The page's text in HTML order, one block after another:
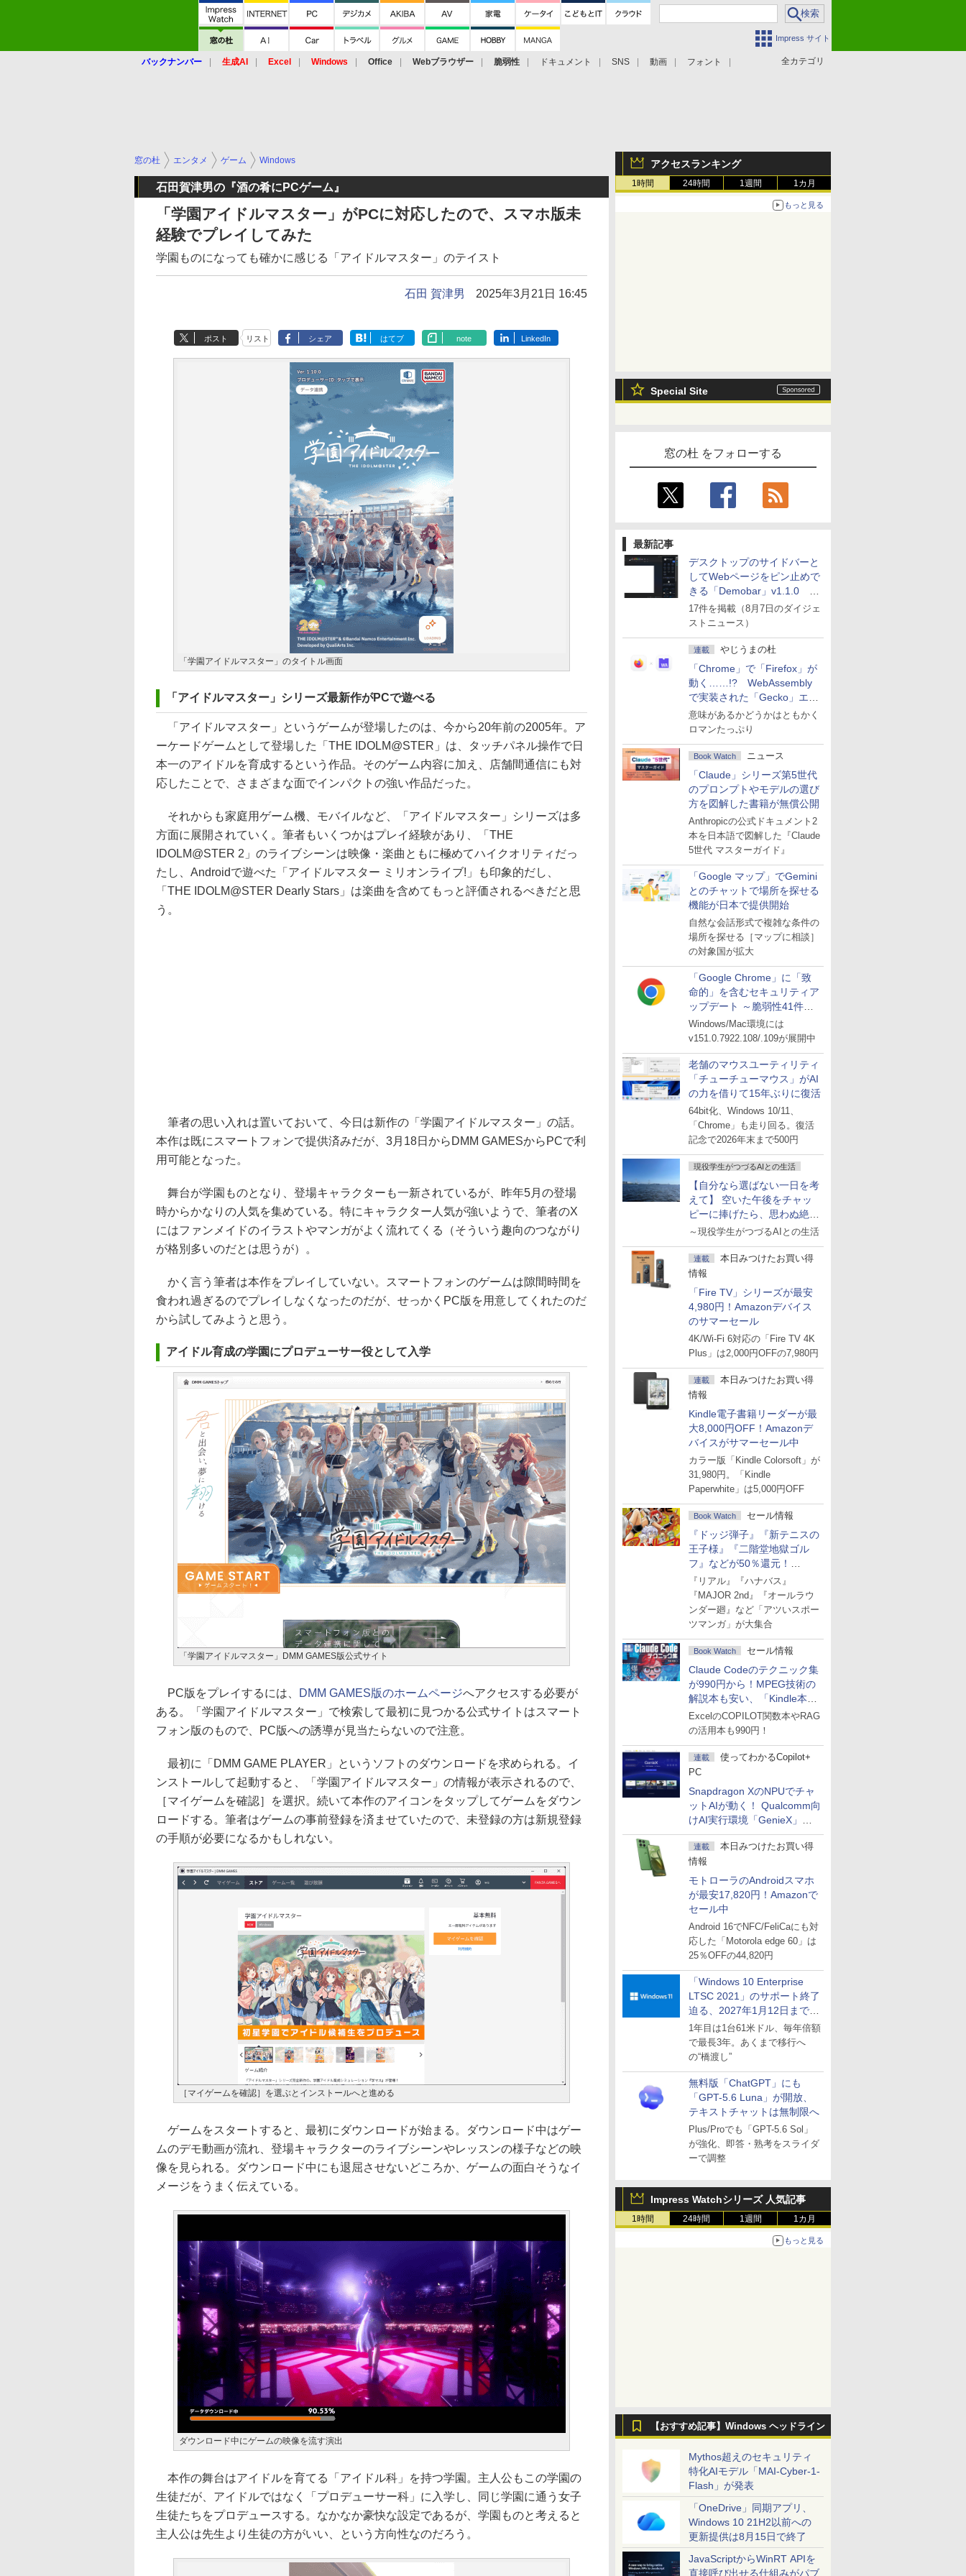
Impress サイト
全カテゴリ
バックナンバー 生成AI Excel Windows Office Webブラウザー 脆弱性 ドキュメント SNS 動画 フォント
アクセスランキング
1時間 24時間 1週間 1カ月
もっと見る
Special Site
窓の杜 をフォローする
最新記事
デスクトップのサイドバーと
してWebページをピン止めで
きる「Demobar」v1.1.0 ほ
か
17件を掲載（8月7日のダイジェ
ストニュース）
連載 やじうまの杜
「Chrome」で「Firefox」が
動く……!? WebAssembly
で実装された「Gecko」エン
ジン
意味があるかどうかはともかく
ロマンたっぷり
Book Watch ニュース
「Claude」シリーズ第5世代
のプロンプトやモデルの選び
方を図解した書籍が無償公開
Anthropicの公式ドキュメント2
本を日本語で図解した『Claude
5世代 マスターガイド』
「Google マップ」でGemini
とのチャットで場所を探せる
機能が日本で提供開始
自然な会話形式で複雑な条件の
場所を探せる［マップに相談］
の対象国が拡大
「Google Chrome」に「致
命的」を含むセキュリティア
ップデート ～脆弱性41件に
対処
Windows/Mac環境には
v151.0.7922.108/.109が展開中
老舗のマウスユーティリティ
「チューチューマウス」がAI
の力を借りて15年ぶりに復活
64bit化、Windows 10/11、
「Chrome」も走り回る。復活
記念で2026年末まで500円
現役学生がつづるAIとの生活
【自分なら選ばない一日を考
えて】 空いた午後をチャッ
ピーに捧げたら、思わぬ絶景
に出会った話
～現役学生がつづるAIとの生活
連載
本日みつけたお買い得
情報
「Fire TV」シリーズが最安
4,980円！Amazonデバイス
のサマーセール
4K/Wi-Fi 6対応の「Fire TV 4K
Plus」は2,000円OFFの7,980円
連載
本日みつけたお買い得
情報
Kindle電子書籍リーダーが最
大8,000円OFF！Amazonデ
バイスがサマーセール中
カラー版「Kindle Colorsoft」が
31,980円。「Kindle
Paperwhite」は5,000円OFF
Book Watch セール情報
『ドッジ弾子』『新テニスの
王子様』『二階堂地獄ゴル
フ』などが50％還元！
Amazonマンガ週末セール
『リアル』『ハナバス』
『MAJOR 2nd』『オールラウ
ンダー廻』など「アツいスポー
ツマンガ」が大集合
Book Watch セール情報
Claude Codeのテクニック集
が990円から！MPEG技術の
解説本も安い、「Kindle本サ
マーセール」第2弾開始！
ExcelのCOPILOT関数本やRAG
の活用本も990円！
連載
使ってわかるCopilot+
PC
Snapdragon XのNPUでチャ
ットAIが動く！ Qualcomm向
けAI実行環境「GenieX」を
試してみた
連載
本日みつけたお買い得
情報
モトローラのAndroidスマホ
が最安17,820円！Amazonで
セール中
Android 16でNFC/FeliCaにも対
応した「Motorola edge 60」は
25％OFFの44,820円
「Windows 10 Enterprise
LTSC 2021」のサポート終了
迫る、2027年1月12日まで
～ESUは9月1日から販売
1年目は1台61米ドル、毎年倍額
で最長3年。あくまで移行へ
の“橋渡し”
無料版「ChatGPT」にも
「GPT-5.6 Luna」が開放、
テキストチャットは無制限へ
Plus/Proでも「GPT-5.6 Sol」
が強化、即答・熟考をスライダ
ーで調整
Impress Watchシリーズ 人気記事
1時間 24時間 1週間 1カ月
もっと見る
【おすすめ記事】Windows ヘッドライン
Mythos超えのセキュリティ
特化AIモデル「MAI-Cyber-1-
Flash」が発表
「OneDrive」同期アプリ、
Windows 10 21H2以前への
更新提供は8月15日で終了
JavaScriptからWinRT APIを
直接呼び出せる仕組みがパブ
窓の杜 エンタメ ゲーム Windows
石田賀津男の『酒の肴にPCゲーム』
「学園アイドルマスター」がPCに対応したので、スマホ版未
経験でプレイしてみた
学園ものになっても確かに感じる「アイドルマスター」のテイスト
石田 賀津男 2025年3月21日 16:45
ポスト リスト シェア はてブ note LinkedIn
「学園アイドルマスター」のタイトル画面
「アイドルマスター」シリーズ最新作がPCで遊べる
「アイドルマスター」というゲームが登場したのは、今から20年前の2005年。ア
ーケードゲームとして登場した「THE IDOLM@STER」は、タッチパネル操作で日
本一のアイドルを育成するという作品。そのゲーム内容に加え、店舗間通信にも対
応したことで、さまざまな面でインパクトの強い作品だった。
それからも家庭用ゲーム機、モバイルなど、「アイドルマスター」シリーズは多
方面に展開されていく。筆者もいくつかはプレイ経験があり、「THE
IDOLM@STER 2」のライブシーンは映像・楽曲ともに極めてハイクオリティだっ
たし、Androidで遊べた「アイドルマスター ミリオンライブ!」も印象的だし、
「THE IDOLM@STER Dearly Stars」は楽曲を含めてもっと評価されるべきだと思
う。
筆者の思い入れは置いておいて、今日は新作の「学園アイドルマスター」の話。
本作は既にスマートフォンで提供済みだが、3月18日からDMM GAMESからPCで利
用可能となった。
舞台が学園ものとなり、登場キャラクターも一新されているが、昨年5月の登場
時からかなりの人気を集めている。特にキャラクター人気が強いようで、筆者のX
にはファンメイドのイラストやマンガがよく流れてくる（そういう趣向のつながり
が格別多いのだとは思うが）。
かく言う筆者は本作をプレイしていない。スマートフォンのゲームは隙間時間を
食われ過ぎるのでプレイしなくなったのだが、せっかくPC版を用意してくれたのだ
から試してみようと思う。
アイドル育成の学園にプロデューサー役として入学
「学園アイドルマスター」DMM GAMES版公式サイト
PC版をプレイするには、 DMM GAMES版のホームページへアクセスする必要が
ある。「学園アイドルマスター」で検索して最初に見つかる公式サイトはスマート
フォン版のもので、PC版への誘導が見当たらないので注意。
最初に「DMM GAME PLAYER」というソフトのダウンロードを求められる。イ
ンストールして起動すると、「学園アイドルマスター」の情報が表示されるので、
［マイゲームを確認］を選択。続いて本作のアイコンをタップしてゲームをダウン
ロードする。筆者はゲームの事前登録を済ませていたので、未登録の方は新規登録
の手順が必要になるかもしれない。
［マイゲームを確認］を選ぶとインストールへと進める
ゲームをスタートすると、最初にダウンロードが始まる。ダウンロード中はゲー
ムのデモ動画が流れ、登場キャラクターのライブシーンやレッスンの様子などの映
像を見られる。ダウンロード中にも退屈させないどころか、ゲームの面白そうなイ
メージをうまく伝えている。
ダウンロード中にゲームの映像を流す演出
本作の舞台はアイドルを育てる「アイドル科」を持つ学園。主人公もこの学園の
生徒だが、アイドルではなく「プロデューサー科」に入学し、同じ学園に通う女子
生徒たちをプロデュースする。なかなか豪快な設定であるが、学園ものと考えると
主人公は先生より生徒の方がいい、という方向性なのだろう。